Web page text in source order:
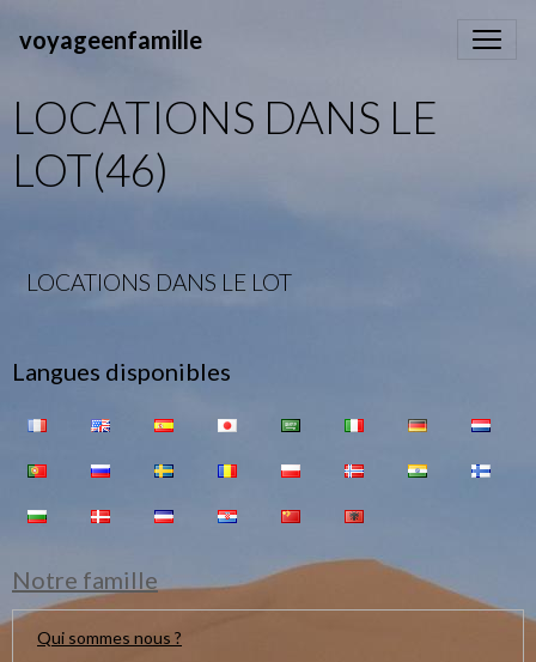
voyageenfamille
LOCATIONS DANS LE
LOT(46)
LOCATIONS DANS LE LOT
Langues disponibles
Notre famille
Qui sommes nous ?